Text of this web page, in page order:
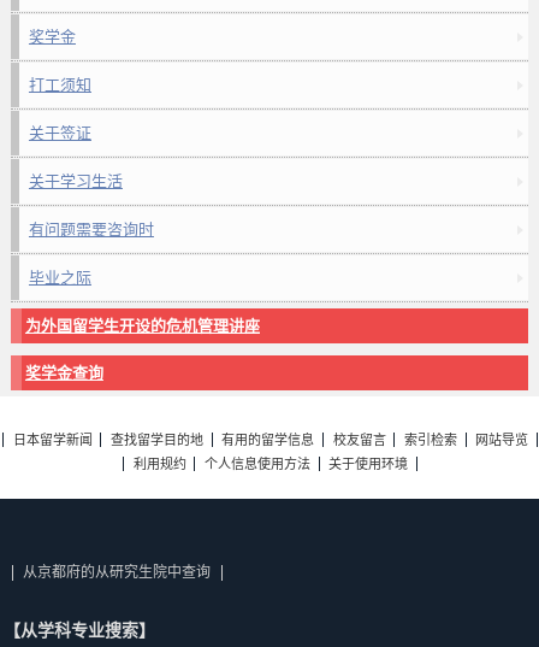
奖学金
打工须知
关于签证
关于学习生活
有问题需要咨询时
毕业之际
为外国留学生开设的危机管理讲座
奖学金查询
日本留学新闻 查找留学目的地 有用的留学信息 校友留言 索引检索
网站导览
利用规约
个人信息使用方法 关于使用环境
从京都府的从研究生院中查询
【从学科专业搜索】